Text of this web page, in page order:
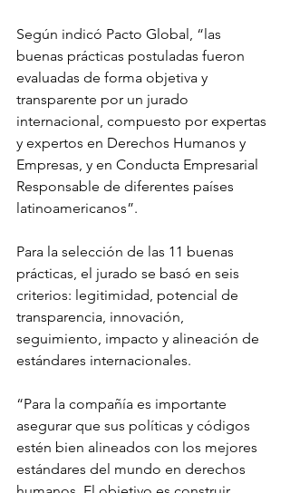
Según indicó Pacto Global, “las
buenas prácticas postuladas fueron
evaluadas de forma objetiva y
transparente por un jurado
internacional, compuesto por expertas
y expertos en Derechos Humanos y
Empresas, y en Conducta Empresarial
Responsable de diferentes países
latinoamericanos”.
Para la selección de las 11 buenas
prácticas, el jurado se basó en seis
criterios: legitimidad, potencial de
transparencia, innovación,
seguimiento, impacto y alineación de
estándares internacionales.
“Para la compañía es importante
asegurar que sus políticas y códigos
estén bien alineados con los mejores
estándares del mundo en derechos